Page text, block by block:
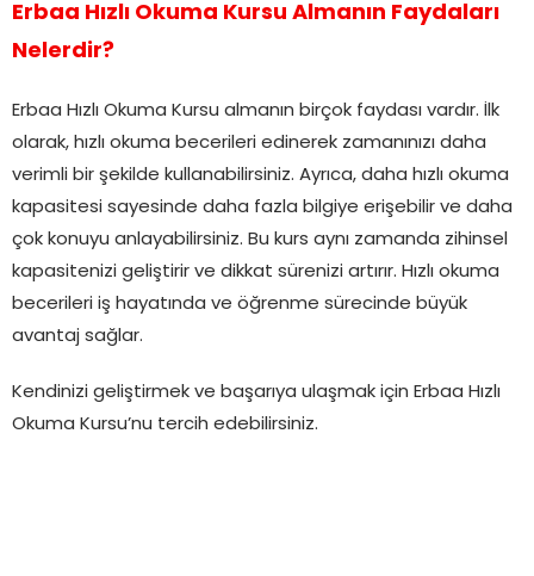
Erbaa Hızlı Okuma Kursu Almanın Faydaları
Nelerdir?
Erbaa Hızlı Okuma Kursu almanın birçok faydası vardır. İlk
olarak, hızlı okuma becerileri edinerek zamanınızı daha
verimli bir şekilde kullanabilirsiniz. Ayrıca, daha hızlı okuma
kapasitesi sayesinde daha fazla bilgiye erişebilir ve daha
çok konuyu anlayabilirsiniz. Bu kurs aynı zamanda zihinsel
kapasitenizi geliştirir ve dikkat sürenizi artırır. Hızlı okuma
becerileri iş hayatında ve öğrenme sürecinde büyük
avantaj sağlar.
Kendinizi geliştirmek ve başarıya ulaşmak için Erbaa Hızlı
Okuma Kursu’nu tercih edebilirsiniz.